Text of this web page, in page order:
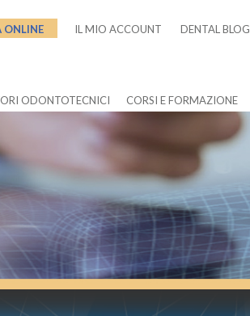
ONLINE IL MIO ACCOUNT DENTAL BLOG
ODONTOTECNICI CORSI E FORMAZIONE